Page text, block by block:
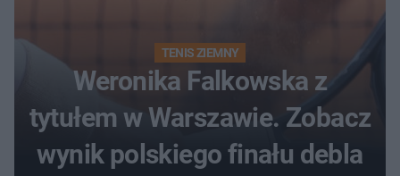
TENIS ZIEMNY
Weronika Falkowska z
tytułem w Warszawie. Zobacz
wynik polskiego finału debla